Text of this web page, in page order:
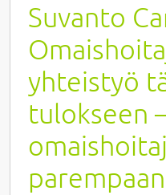
Suvanto
yhteistyö
tulokseen